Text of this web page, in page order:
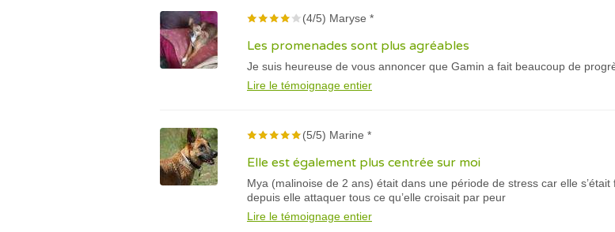
(4/5) Maryse *
Les promenades sont plus agréables
Je suis heureuse de vous annoncer que Gamin a fait beaucoup de
Lire le témoignage entier
(5/5) Marine *
Elle est également plus centrée sur moi
Mya (malinoise de 2 ans) était dans une période de stress car elle
depuis elle attaquer tous ce qu’elle croisait par peur
Lire le témoignage entier